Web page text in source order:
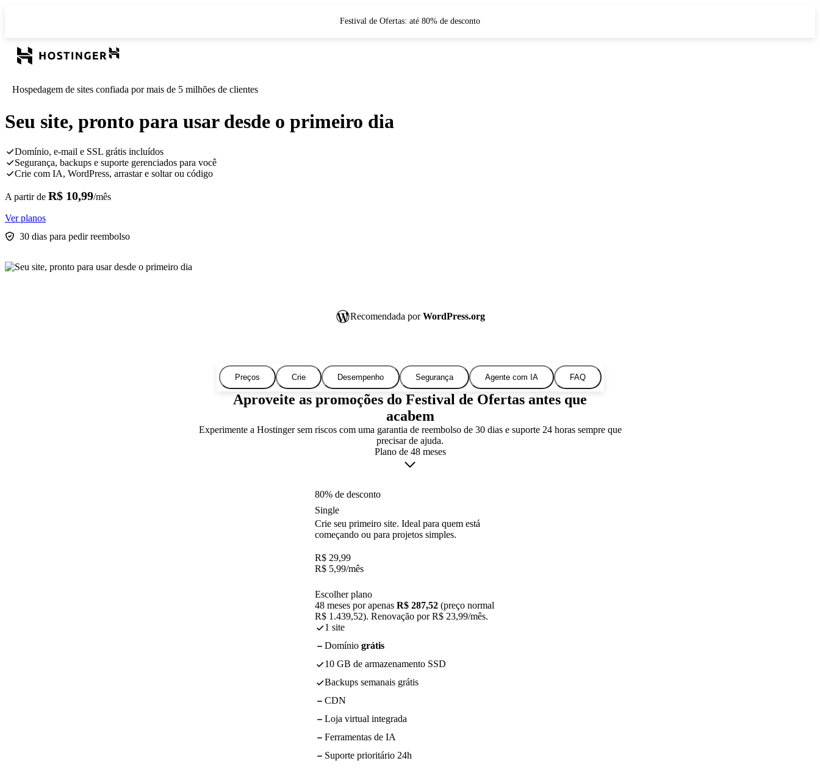
Festival de Ofertas: até 80% de desconto
Hospedagem de sites confiada por mais de 5 milhões de clientes
Seu site, pronto para usar desde o primeiro dia
Domínio, e-mail e SSL grátis incluídos
Segurança, backups e suporte gerenciados para você
Crie com IA, WordPress, arrastar e soltar ou código
A partir de R$ 10,99/mês
Ver planos
30 dias para pedir reembolso
Recomendada porWordPress.org
Preços Crie Desempenho Segurança Agente com IA FAQ
Aproveite as promoções do Festival de Ofertas antes que
acabem
Experimente a Hostinger sem riscos com uma garantia de reembolso de 30 dias e suporte 24 horas sempre que
precisar de ajuda.
Plano de 48 meses
80% de desconto
Single
Crie seu primeiro site. Ideal para quem está
começando ou para projetos simples.
R$ 29,99
R$ 5,99/mês
Escolher plano
48 meses por apenas R$ 287,52 (preço normal
R$ 1.439,52). Renovação por R$ 23,99/mês.
1 site
Domínio grátis
10 GB de armazenamento SSD
Backups semanais grátis
CDN
Loja virtual integrada
Ferramentas de IA
Suporte prioritário 24h